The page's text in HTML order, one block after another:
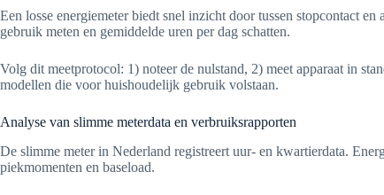
Een losse energiemeter biedt snel inzicht door tussen stopcontact
gebruik meten en gemiddelde uren per dag schatten.
Volg dit meetprotocol: 1) noteer de nulstand, 2) meet apparaat in
modellen die voor huishoudelijk gebruik volstaan.
Analyse van slimme meterdata en verbruiksrapporten
De slimme meter in Nederland registreert uur- en kwartierdata.
piekmomenten en baseload.